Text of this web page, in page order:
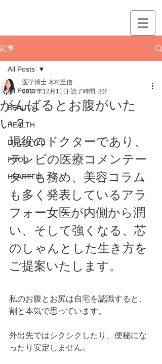
記事
All Posts
BEAUTY
HEALTH
LIFESTYLE
FOOD
HEARTFUL
All Posts
がんばるとお腹がいた
い？
医学博士 木村至信
2017年12月11日 読了時間: 3分
現役のドクターであり、
テレビの医療コメンテー
ターも務め、美容コラム
も多く発表しているアラ
フォー女医が内側から潤
い、そして強くなる、芯
のしゃんとした生き方を
ご提案いたします。
私のお腹とお尻は自宅を認識すると、
割と本気で思っています。
外出先ではシクシクしたり、便秘にな
ったり安定しません。